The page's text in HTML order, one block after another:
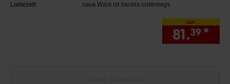
Lieferzeit: neue Ware ist bereits unterwegs
nur
81.39 *